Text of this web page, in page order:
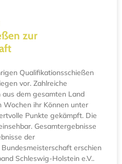
zur
Qualifikationsschießen
vor. Zahlreiche
dem gesamten Land
Wochen ihr Können unter
Punkte gekämpft. Die
Gesamtergebnisse
der
erschien
Schleswig-Holstein e.V..